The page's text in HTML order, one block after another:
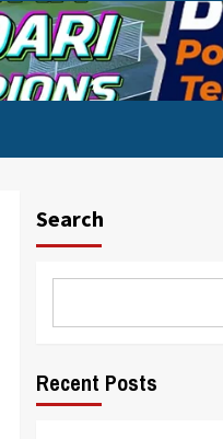
Search
Recent Posts